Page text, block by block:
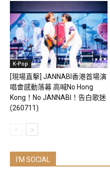
K-Pop
[現場直擊] JANNABI香港首場演
唱會感動落幕 高喊No Hong
Kong！No JANNABI！告白歌迷
(260711)
I'M SOCIAL